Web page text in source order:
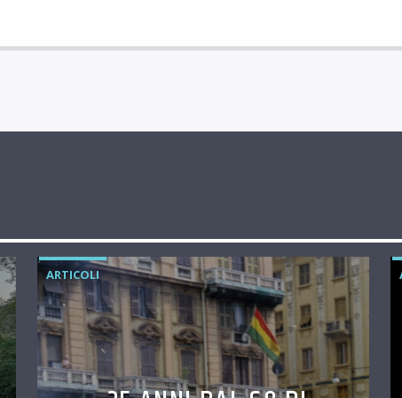
ARTICOLI